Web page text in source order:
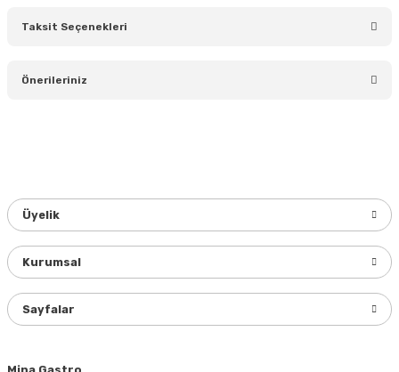
Taksit Seçenekleri
Önerileriniz
Ürün bilgilerinde hatalar bulunuyor.
Bu ürüne benzer farklı alternatifler olmalı.
Üyelik
Kurumsal
Sayfalar